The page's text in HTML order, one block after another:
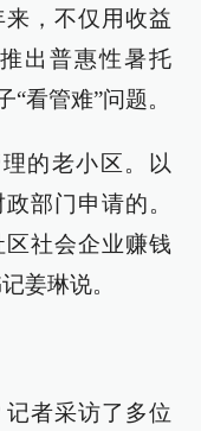
，不仅用收益
出普惠性暑托
看管难”问题。
的老小区。以
部门申请的。
社会企业赚钱
姜琳说。
者采访了多位